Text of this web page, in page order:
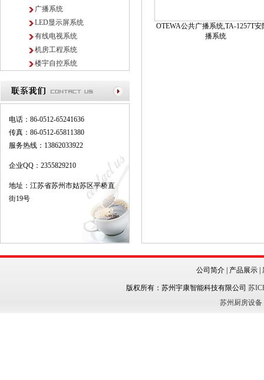
广播系统
LED显示屏系统
有线电视系统
机房工程系统
楼宇自控系统
电话：86-0512-65241636
传真：86-0512-65811380
服务热线：13862033922
企业QQ：2355829210
地址：江苏省苏州市姑苏区平桥直
街19号
OTEWA公共广播系统,TA-1257T安
播系统
公司简介 | 产品展示 |
版权所有：苏州宇康智能科技有限公司苏
苏州厨房设备